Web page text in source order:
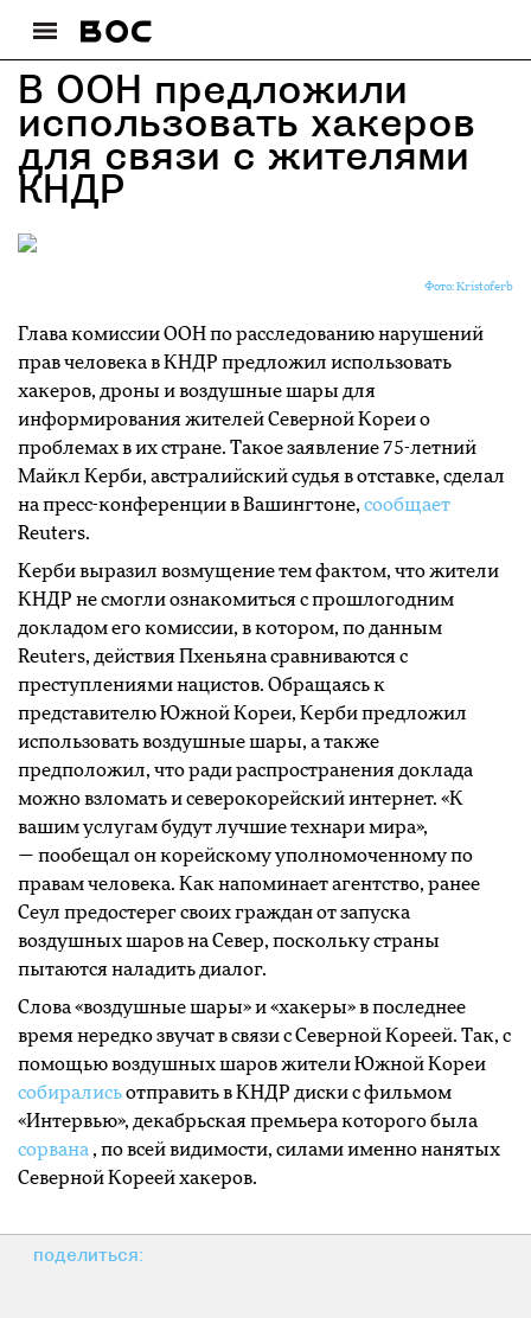
В ООН предложили
использовать хакеров
для связи с жителями
КНДР
Фото: Kristoferb
Глава комиссии ООН по расследованию нарушений
прав человека в КНДР предложил использовать
хакеров, дроны и воздушные шары для
информирования жителей Северной Кореи о
проблемах в их стране. Такое заявление 75-летний
Майкл Керби, австралийский судья в отставке, сделал
на пресс-конференции в Вашингтоне, сообщает
Reuters.
Керби выразил возмущение тем фактом, что жители
КНДР не смогли ознакомиться с прошлогодним
докладом его комиссии, в котором, по данным
Reuters, действия Пхеньяна сравниваются с
преступлениями нацистов. Обращаясь к
представителю Южной Кореи, Керби предложил
использовать воздушные шары, а также
предположил, что ради распространения доклада
можно взломать и северокорейский интернет. «К
вашим услугам будут лучшие технари мира»,
— пообещал он корейскому уполномоченному по
правам человека. Как напоминает агентство, ранее
Сеул предостерег своих граждан от запуска
воздушных шаров на Север, поскольку страны
пытаются наладить диалог.
Слова «воздушные шары» и «хакеры» в последнее
время нередко звучат в связи с Северной Кореей. Так, с
помощью воздушных шаров жители Южной Кореи
собиралисьотправить в КНДР диски с фильмом
«Интервью», декабрьская премьера которого была
сорвана , по всей видимости, силами именно нанятых
Северной Кореей хакеров.
поделиться: